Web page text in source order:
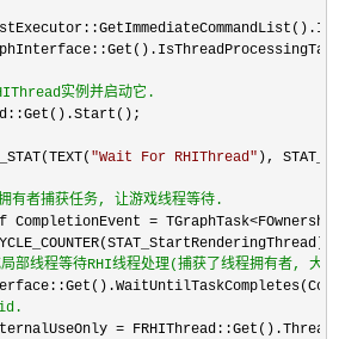
实例并启动它.
"Wait For RHIThread" ),
有者捕获任务, 让游戏线程等待.
CompletionEvent =
局部线程等待RHI线程处理(捕获了线程拥有者, 大
id.
=